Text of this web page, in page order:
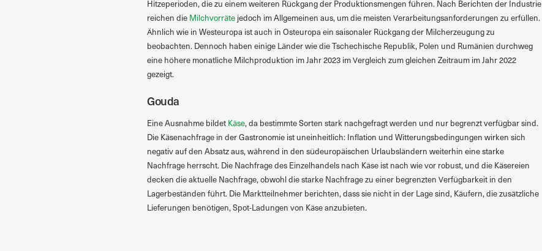
Hitzeperioden, die zu einem weiteren Rückgang der Produktionsmengen führen. Nach Berichten der Industrie
reichen die Milchvorrätejedoch im Allgemeinen aus, um die meisten Verarbeitungsanforderungen zu erfüllen.
Ähnlich wie in Westeuropa ist auch in Osteuropa ein saisonaler Rückgang der Milcherzeugung zu
beobachten. Dennoch haben einige Länder wie die Tschechische Republik, Polen und Rumänien durchweg
eine höhere monatliche Milchproduktion im Jahr 2023 im Vergleich zum gleichen Zeitraum im Jahr 2022
gezeigt.
Gouda
Eine Ausnahme bildet Käse, da bestimmte Sorten stark nachgefragt werden und nur begrenzt verfügbar sind.
Die Käsenachfrage in der Gastronomie ist uneinheitlich: Inflation und Witterungsbedingungen wirken sich
negativ auf den Absatz aus, während in den südeuropäischen Urlaubsländern weiterhin eine starke
Nachfrage herrscht. Die Nachfrage des Einzelhandels nach Käse ist nach wie vor robust, und die Käsereien
decken die aktuelle Nachfrage, obwohl die starke Nachfrage zu einer begrenzten Verfügbarkeit in den
Lagerbeständen führt. Die Marktteilnehmer berichten, dass sie nicht in der Lage sind, Käufern, die zusätzliche
Lieferungen benötigen, Spot-Ladungen von Käse anzubieten.